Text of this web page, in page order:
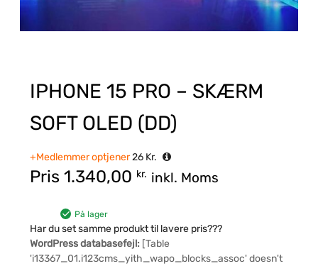
IPHONE 15 PRO – SKÆRM
SOFT OLED (DD)
+Medlemmer optjener26 Kr.
Pris 1.340,00 kr. inkl. Moms
På lager
Har du set samme produkt til lavere pris???
WordPress databasefejl: [Table
'i13367_01.i123cms_yith_wapo_blocks_assoc' doesn't